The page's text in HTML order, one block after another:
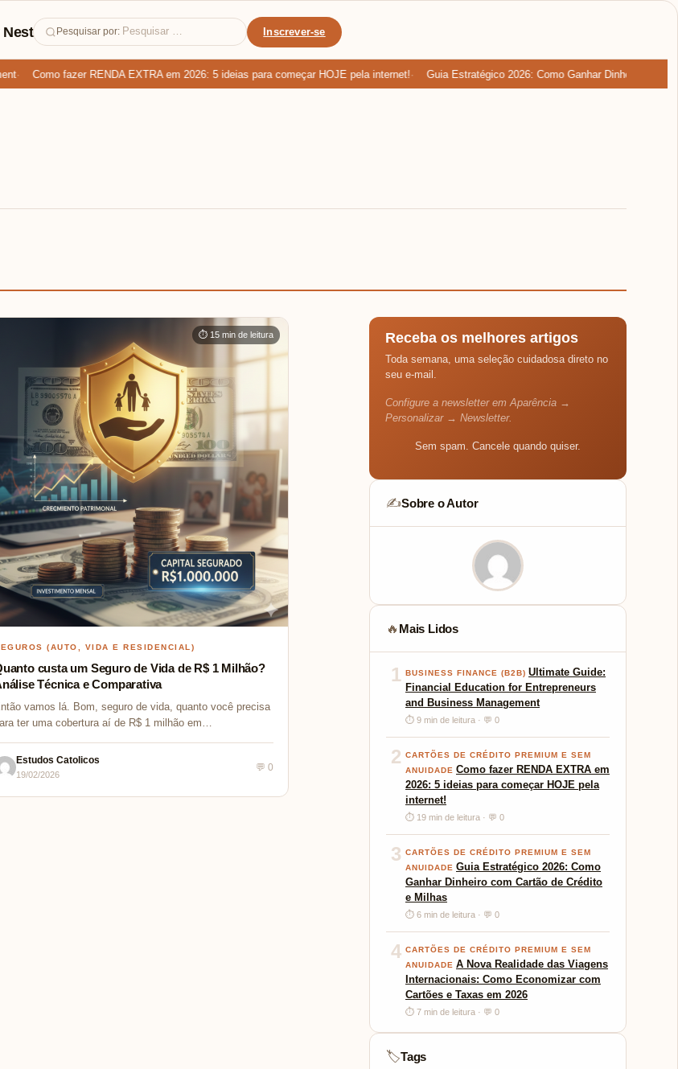
Nest Pesquisar por: Inscrever-se
Como fazer RENDA EXTRA em 2026: 5 ideias para começar HOJE pela internet! Guia Estratégico 2026: Como Ganhar Dinheiro com
⏱ 15 min de leitura
(AUTO, VIDA E RESIDENCIAL)
custa um Seguro de Vida de R$ 1 Milhão?
Técnica e Comparativa
vamos lá. Bom, seguro de vida, quanto você precisa
ter uma cobertura aí de R$ 1 milhão em…
Estudos Catolicos
19/02/2026
💬 0
Receba os melhores artigos
Toda semana, uma seleção cuidadosa direto no
seu e-mail.
Configure a newsletter em Aparência →
Personalizar → Newsletter.
Sem spam. Cancele quando quiser.
✍️Sobre o Autor
🔥 Mais Lidos
1 BUSINESS FINANCE (B2B) Ultimate Guide:
Financial Education for Entrepreneurs
and Business Management
⏱ 9 min de leitura · 💬 0
2 CARTÕES DE CRÉDITO PREMIUM E SEM
ANUIDADE Como fazer RENDA EXTRA em
2026: 5 ideias para começar HOJE pela
internet!
⏱ 19 min de leitura · 💬 0
3 CARTÕES DE CRÉDITO PREMIUM E SEM
ANUIDADE Guia Estratégico 2026: Como
Ganhar Dinheiro com Cartão de Crédito
e Milhas
⏱ 6 min de leitura · 💬 0
4 CARTÕES DE CRÉDITO PREMIUM E SEM
ANUIDADE A Nova Realidade das Viagens
Internacionais: Como Economizar com
Cartões e Taxas em 2026
⏱ 7 min de leitura · 💬 0
🏷️Tags